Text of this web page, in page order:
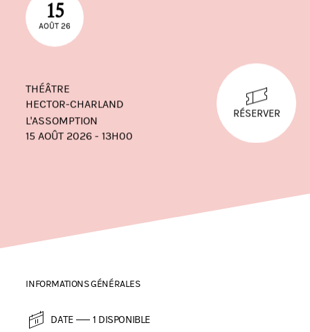
15
AOÛT 26
THÉÂTRE
HECTOR-CHARLAND
15 AOÛT 2026 - 13H00
L'ASSOMPTION
RÉSERVER
INFORMATIONS GÉNÉRALES
DATE 1 DISPONIBLE